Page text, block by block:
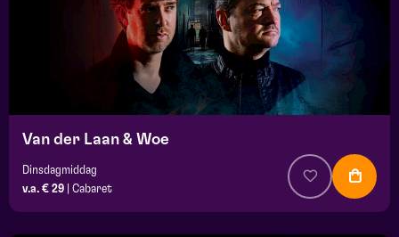
Van der Laan & Woe
Dinsdagmiddag
v.a. € 29
Cabaret